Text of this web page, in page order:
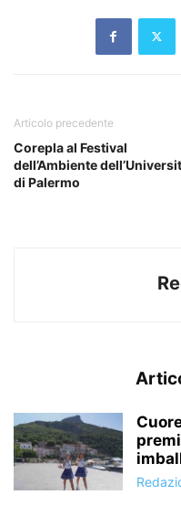
Articolo precedente
Corepla al Festival
dell’Ambiente
di Palermo